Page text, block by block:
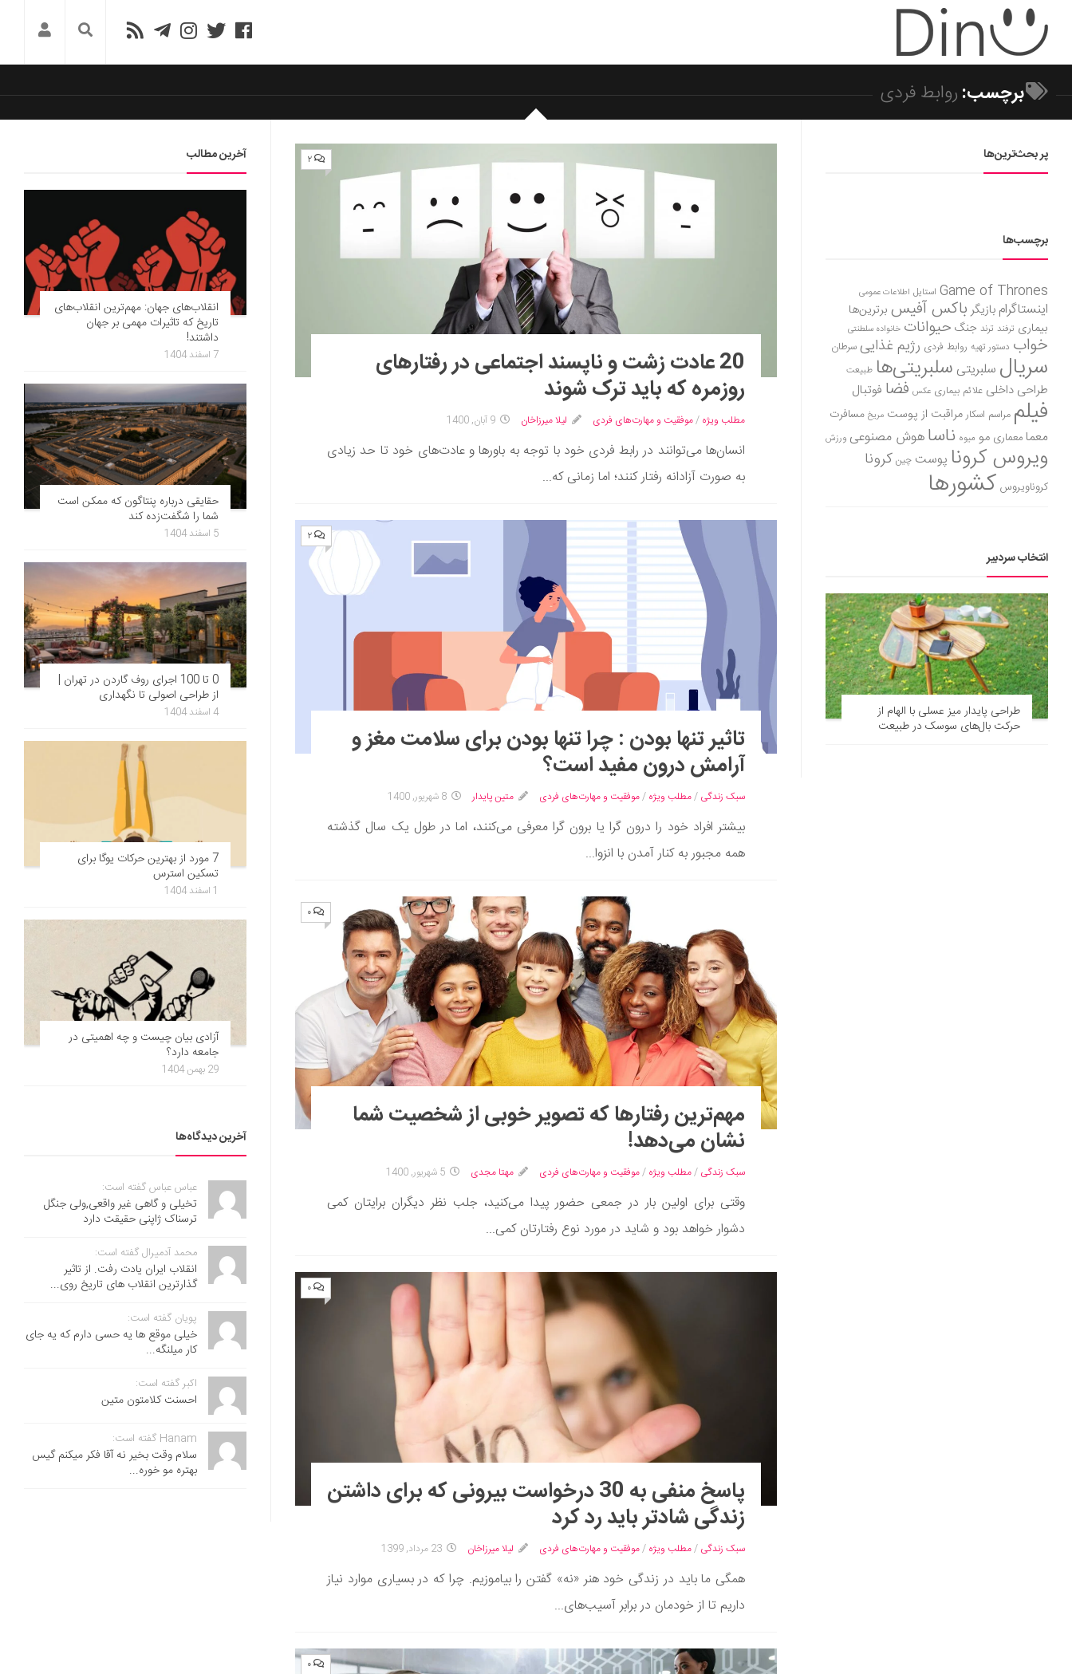
برچسب:روابط فردی
۲
20 عادت زشت و ناپسند اجتماعی در رفتارهای
روزمره که باید ترک شوند
مطلب ویژه /موفقیت و مهارت‌های فردی لیلا میرزاخان 9 آبان, 1400
انسان‌ها می‌توانند در رابط فردی خود با توجه به باورها و عادت‌های خود تا حد زیادی
به صورت آزادانه رفتار کنند؛ اما زمانی که...
۲
تاثیر تنها بودن : چرا تنها بودن برای سلامت مغز و
آرامش درون مفید است؟
سبک زندگی /مطلب ویژه /موفقیت و مهارت‌های فردی متین پایدار 8 شهریور, 1400
بیشتر افراد خود را درون گرا یا برون گرا معرفی می‌کنند، اما در طول یک سال گذشته
همه مجبور به کنار آمدن با انزوا...
۰
مهم‌ترین رفتارها که تصویر خوبی از شخصیت شما
نشان می‌دهد!
سبک زندگی /مطلب ویژه /موفقیت و مهارت‌های فردی مهتا مجدی 5 شهریور, 1400
وقتی برای اولین بار در جمعی حضور پیدا می‌کنید، جلب نظر دیگران برایتان کمی
دشوار خواهد بود و شاید در مورد نوع رفتارتان کمی...
۰
پاسخ منفی به 30 درخواست بیرونی که برای داشتن
زندگی شادتر باید رد کرد
سبک زندگی /مطلب ویژه /موفقیت و مهارت‌های فردی لیلا میرزاخان 23 مرداد, 1399
همگی ما باید در زندگی خود هنر «نه» گفتن را بیاموزیم. چرا که در بسیاری موارد نیاز
داریم تا از خودمان در برابر آسیب‌های...
۰
پر بحث‌ترین‌ها
برچسب‌ها
Game of Thrones استایل اطلاعات عمومی
اینستاگرام بازیگر باکس آفیس برترین‌ها
بیماری ترفند ترند جنگ حیوانات خانواده سلطنتی
خواب دستور تهیه روابط فردی رژیم غذاییسرطان
سریال سلبریتی سلبریتی‌ها طبیعت
طراحی داخلی علائم بیماری عکس فضا فوتبال
فیلم مراسم اسکارمراقبت از پوست مریخ مسافرت
معمامعماری مو میوه ناساهوش مصنوعی ورزش
ویروس کرونا پوست چین کرونا
کروناویروس کشورها
انتخاب سردبیر
طراحی پایدار میز عسلی با الهام از
حرکت بال‌های سوسک در طبیعت
آخرین مطالب
انقلاب‌های جهان: مهم‌ترین انقلاب‌های
تاریخ که تاثیرات مهمی بر جهان
داشتند!
7 اسفند 1404
حقایقی درباره پنتاگون که ممکن است
شما را شگفت‌زده کند
5 اسفند 1404
0 تا 100 اجرای روف گاردن در تهران |
از طراحی اصولی تا نگهداری
4 اسفند 1404
7 مورد از بهترین حرکات یوگا برای
تسکین استرس
1 اسفند 1404
آزادی بیان چیست و چه اهمیتی در
جامعه دارد؟
29 بهمن 1404
آخرین دیدگاه‌ها
عباس عباس گفته است:
تخیلی و گاهی غیر واقعی,ولی جنگل
ترسناک ژاپنی حقیقت دارد
محمد آدمیرال گفته است:
انقلاب ایران یادت رفت. از تاثیر
گذارترین انقلاب های تاریخ روی...
پویان گفته است:
خیلی موقع ها یه حسی دارم که یه جای
کار میلنگه...
اکبر گفته است:
احسنت ‌کلامتون متین
Hanam گفته است:
سلام وقت بخیر نه آقا فکر میکنم گیس
بهتره مو خوره...